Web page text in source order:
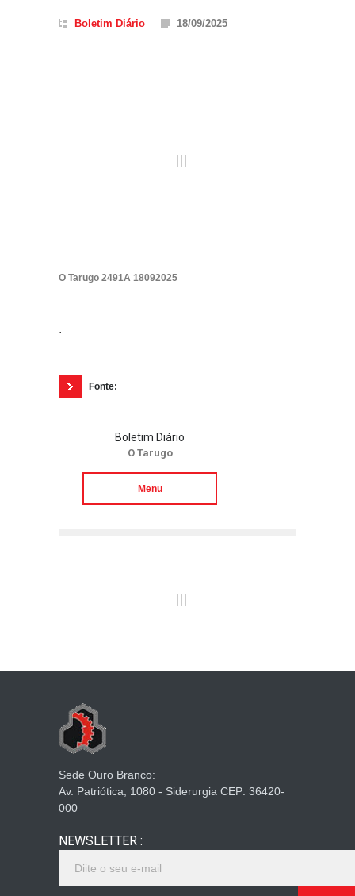
Boletim Diário 18/09/2025
O Tarugo 2491A 18092025
.
Fonte:
Boletim Diário
O Tarugo
Menu
Sede Ouro Branco:
Av. Patriótica, 1080 - Siderurgia CEP: 36420-
000
NEWSLETTER :